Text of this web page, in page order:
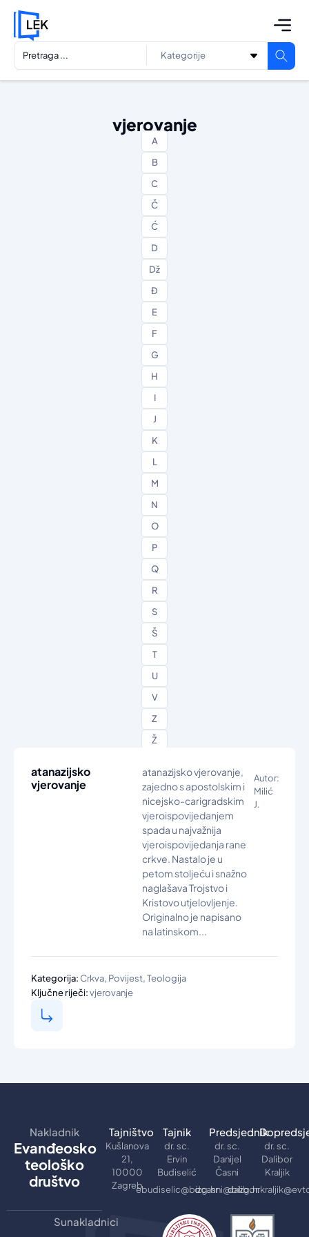
vjerovanje
A
B
C
Č
Ć
D
Dž
Đ
E
F
G
H
I
J
K
L
M
N
O
P
Q
R
S
Š
T
U
V
Z
Ž
atanazijsko
vjerovanje
atanazijsko vjerovanje,
zajedno s apostolskim i
nicejsko-carigradskim
vjeroispovijedanjem
spada u najvažnija
vjeroispovijedanja rane
crkve. Nastalo je u
petom stoljeću i snažno
naglašava Trojstvo i
Kristovo utjelovljenje.
Originalno je napisano
na latinskom...
Autor:
Milić
J.
Kategorija: Crkva, Povijest,Teologija
Ključne riječi:vjerovanje
Nakladnik
Evanđeosko
teološko
društvo
Tajništvo
Kušlanova
21,
10000
Zagreb
Tajnik
dr. sc.
Ervin
Budiselić
ebudiselic@bizg.hr
Predsjednik
dr. sc.
Danijel
Časni
dcasni@bizg.hr
dr. sc.
Dalibor
Kraljik
Sunakladnici